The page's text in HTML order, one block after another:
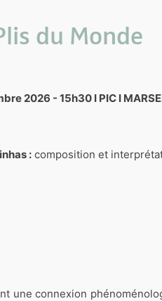
du Monde
2026 - 15h30 I PIC I
: composition et
une connexion